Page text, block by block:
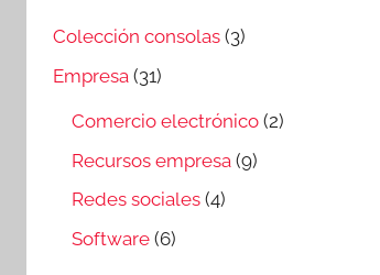
Colección consolas (3)
Empresa (31)
Comercio electrónico (2)
Recursos empresa (9)
Redes sociales (4)
Software (6)